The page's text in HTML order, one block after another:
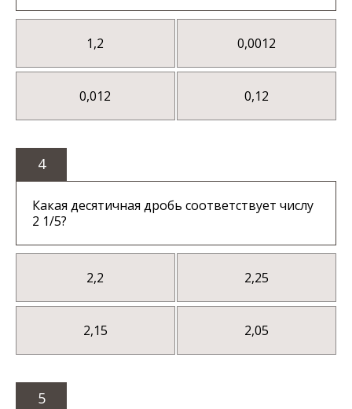
1,2 0,0012
0,012 0,12
4
Какая десятичная дробь соответствует числу
2 1/5?
2,2 2,25
2,15 2,05
5